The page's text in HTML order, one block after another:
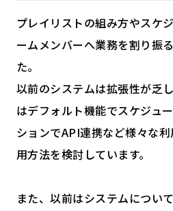
プレイリストの組み方やスケ
ームメンバーへ業務を割り振
た。
以前のシステムは拡張性が乏
はデフォルト機能でスケジュ
ションでAPI連携など様々な
用方法を検討しています。
また、以前はシステムについ